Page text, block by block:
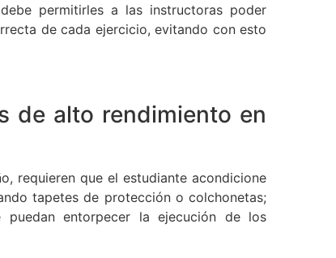
permitirles a las instructoras poder
de cada ejercicio, evitando con esto
de alto rendimiento en
requieren que el estudiante acondicione
tapetes de protección o colchonetas;
entorpecer la ejecución de los